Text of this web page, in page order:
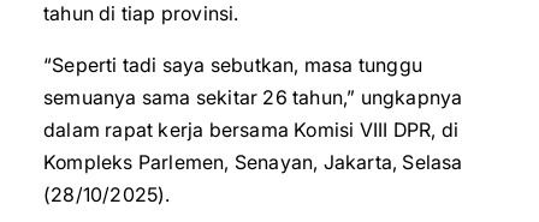
tahun di tiap provinsi.
“Seperti tadi saya sebutkan, masa tunggu
semuanya sama sekitar 26 tahun,” ungkapnya
dalam rapat kerja bersama Komisi VIII DPR, di
Kompleks Parlemen, Senayan, Jakarta, Selasa
(28/10/2025).